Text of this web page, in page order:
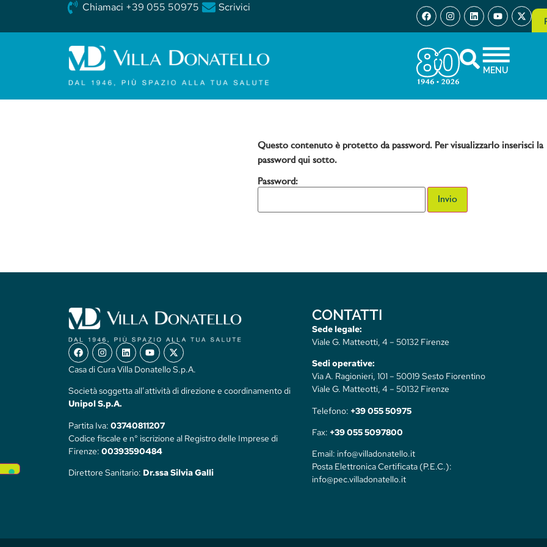
Chiamaci +39 055 50975 Scrivici
MENU
Questo contenuto è protetto da password. Per visualizzarlo inserisci la
password qui sotto.
Password:
Casa di Cura Villa Donatello S.p.A.
Società soggetta all’attività di direzione e coordinamento di
Unipol S.p.A.
Partita Iva: 03740811207
Codice fiscale e n° iscrizione al Registro delle Imprese di
Firenze: 00393590484
Direttore Sanitario: Dr.ssa Silvia Galli
CONTATTI
Sede legale:
Viale G. Matteotti, 4 – 50132 Firenze
Sedi operative:
Via A. Ragionieri, 101 – 50019 Sesto Fiorentino
Viale G. Matteotti, 4 – 50132 Firenze
Telefono: +39 055 50975
Fax: +39 055 5097800
Email: info@villadonatello.it
Posta Elettronica Certificata (P.E.C.):
info@pec.villadonatello.it